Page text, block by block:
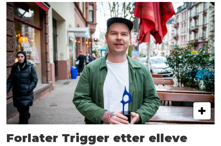
Forlater Trigger etter elleve